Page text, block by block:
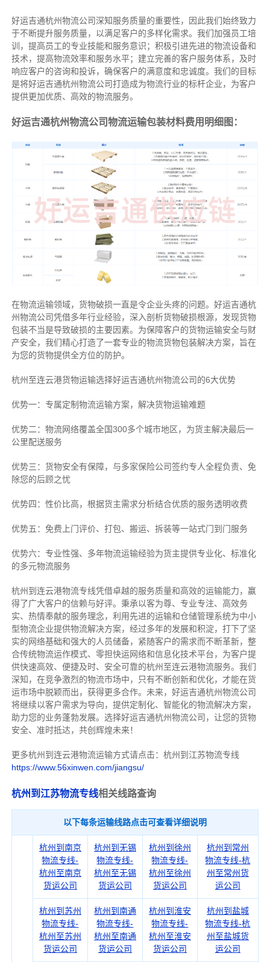
好运吉通杭州物流公司深知服务质量的重要性，因此我们始终致力
于不断提升服务质量，以满足客户的多样化需求。我们加强员工培
训，提高员工的专业技能和服务意识；积极引进先进的物流设备和
技术，提高物流效率和服务水平；建立完善的客户服务体系，及时
响应客户的咨询和投诉，确保客户的满意度和忠诚度。我们的目标
是将好运吉通杭州物流公司打造成为物流行业的标杆企业，为客户
提供更加优质、高效的物流服务。
好运吉通杭州物流公司物流运输包装材料费用明细图：
在物流运输领域，货物破损一直是令企业头疼的问题。好运吉通杭
州物流公司凭借多年行业经验，深入剖析货物破损根源，发现货物
包装不当是导致破损的主要因素。为保障客户的货物运输安全与财
产安全，我们精心打造了一套专业的物流货物包装解决方案，旨在
为您的货物提供全方位的防护。
杭州至连云港货物运输选择好运吉通杭州物流公司的6大优势
优势一：专属定制物流运输方案，解决货物运输难题
优势二：物流网络覆盖全国300多个城市地区，为货主解决最后一
公里配送服务
优势三：货物安全有保障，与多家保险公司签约专人全程负责、免
除您的后顾之忧
优势四：性价比高，根据货主需求分析结合优质的服务透明收费
优势五：免费上门评价、打包、搬运、拆装等一站式门到门服务
优势六：专业性强、多年物流运输经验为货主提供专业化、标准化
的多元物流服务
杭州到连云港物流专线凭借卓越的服务质量和高效的运输能力，赢
得了广大客户的信赖与好评。 秉承以客为尊、专业专注、高效务
实、热情奉献的服务理念，利用先进的运输和仓储管理系统为中小
型物流企业提供物流解决方案，经过多年的发展和积淀，打下了坚
实的网络基础和强大的人员储备，紧随客户的需求而不断革新，整
合传统物流运作模式、零担快运网络和信息化技术平台，为客户提
供快速高效、便捷及时、安全可靠的杭州至连云港物流服务。 我们
深知，在竞争激烈的物流市场中，只有不断创新和优化，才能在货
运市场中脱颖而出，获得更多合作。 未来，好运吉通杭州物流公司
将继续以客户需求为导向，提供定制化、智能化的物流解决方案，
助力您的业务蓬勃发展。选择好运吉通杭州物流公司，让您的货物
安全、准时抵达，共创辉煌未来！
更多杭州到连云港物流运输方式请点击：杭州到江苏物流专线
https://www.56xinwen.com/jiangsu/
杭州到江苏物流专线相关线路查询
以下每条运输线路点击可查看详细说明
杭州到南京
物流专线-
杭州至南京
货运公司
杭州到无锡
物流专线-
杭州至无锡
货运公司
杭州到徐州
物流专线-
杭州至徐州
货运公司
杭州到常州
物流专线-杭
州至常州货
运公司
杭州到苏州
物流专线-
杭州至苏州
货运公司
杭州到南通
物流专线-
杭州至南通
货运公司
杭州到淮安
物流专线-
杭州至淮安
货运公司
杭州到盐城
物流专线-杭
州至盐城货
运公司